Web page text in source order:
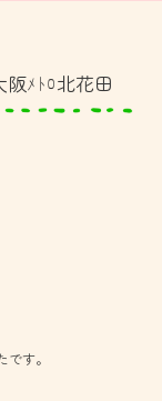
ﾒﾄﾛ北花田
す。